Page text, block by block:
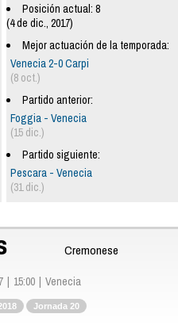
Posición actual: 8
(4 de dic., 2017)
Mejor actuación de la temporada:
Venecia 2-0 Carpi
(8 oct.)
Partido anterior:
Foggia - Venecia
(15 dic.)
Partido siguiente:
Pescara - Venecia
(31 dic.)
Cremonese
15:00 Venecia
Jornada 20